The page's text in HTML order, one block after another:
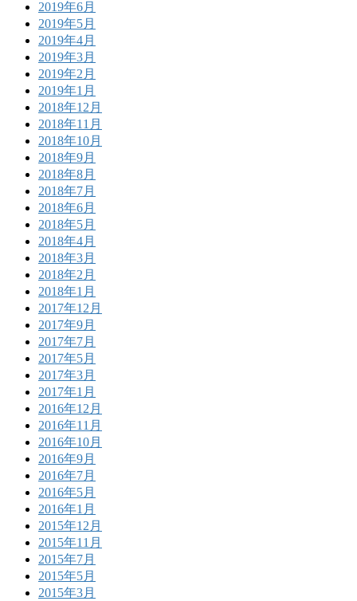
2019年6月
2019年5月
2019年4月
2019年3月
2019年2月
2019年1月
2018年12月
2018年11月
2018年10月
2018年9月
2018年8月
2018年7月
2018年6月
2018年5月
2018年4月
2018年3月
2018年2月
2018年1月
2017年12月
2017年9月
2017年7月
2017年5月
2017年3月
2017年1月
2016年12月
2016年11月
2016年10月
2016年9月
2016年7月
2016年5月
2016年1月
2015年12月
2015年11月
2015年7月
2015年5月
2015年3月